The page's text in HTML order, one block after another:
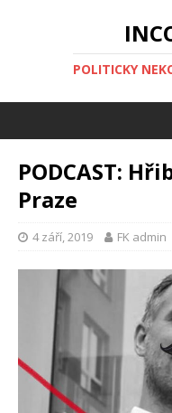
POLITICKY
PODCAST:
Praze
4 září, 2019 FK admin